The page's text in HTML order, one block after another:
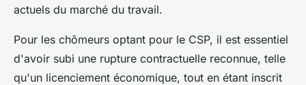
actuels du marché du travail.
Pour les chômeurs optant pour le CSP, il est essentiel
d'avoir subi une rupture contractuelle reconnue, telle
qu'un licenciement économique, tout en étant inscrit